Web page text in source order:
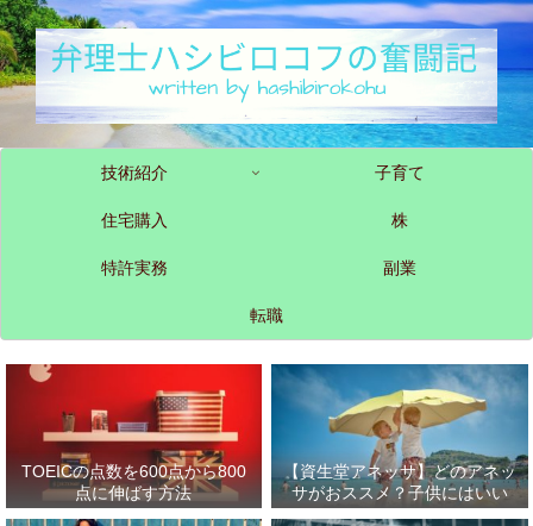
技術紹介 子育て
住宅購入 株
特許実務 副業
転職
TOEICの点数を600点から800
点に伸ばす方法
【資生堂アネッサ】どのアネッ
サがおススメ？子供にはいい
の？